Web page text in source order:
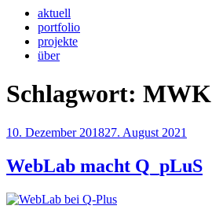
aktuell
portfolio
projekte
über
Schlagwort: MWK
Veröffentlicht
10. Dezember 201827. August 2021
WebLab macht Q_pLuS